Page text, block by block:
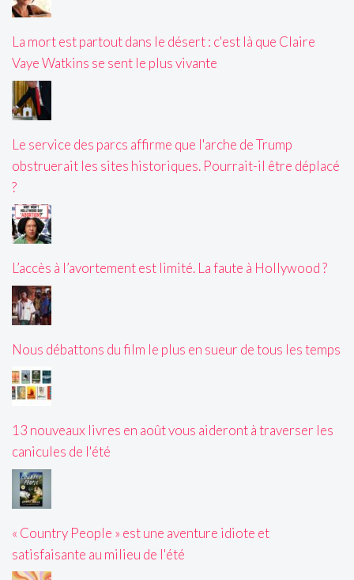
La mort est partout dans le désert : c'est là que Claire
Vaye Watkins se sent le plus vivante
Le service des parcs affirme que l'arche de Trump
obstruerait les sites historiques. Pourrait-il être déplacé
?
L’accès à l’avortement est limité. La faute à Hollywood ?
Nous débattons du film le plus en sueur de tous les temps
13 nouveaux livres en août vous aideront à traverser les
canicules de l'été
« Country People » est une aventure idiote et
satisfaisante au milieu de l'été